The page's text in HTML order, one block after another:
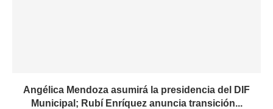
Angélica Mendoza asumirá la presidencia del DIF
Municipal; Rubí Enríquez anuncia transición...